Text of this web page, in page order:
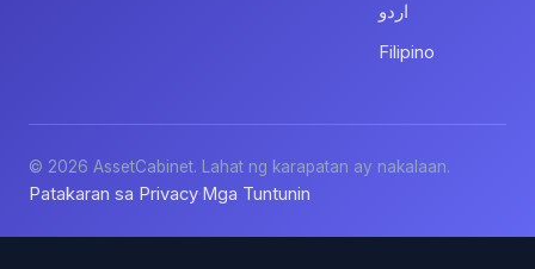
اردو
Filipino
© 2026 AssetCabinet. Lahat ng karapatan ay nakalaan.
Patakaran sa Privacy·Mga Tuntunin